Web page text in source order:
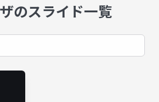
のスライド一覧